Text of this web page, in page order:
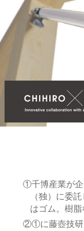
①千博産業が企
（独）に委
はゴム。樹脂
②①に藤壺技研